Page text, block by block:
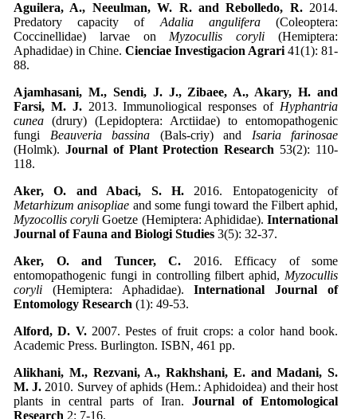
Aguilera, A., Neeulman, W. R. and Rebolledo, R.2014.
Predatory capacity of Adalia angulifera(Coleoptera:
Coccinellidae) larvae on Myzocullis coryli(Hemiptera:
Aphadidae) in Chine. Cienciae Investigacion Agrari 41(1): 81-
88.
Ajamhasani, M., Sendi, J. J., Zibaee, A., Akary, H. and
Farsi, M. J.2013. Immunoliogical responses of Hyphantria
cunea (drury) (Lepidoptera: Arctiidae) to entomopathogenic
fungi Beauveria bassina (Bals-criy) and Isaria farinosae
(Holmk). Journal of Plant Protection Research 53(2): 110-
118.
Aker, O. and Abaci, S. H.2016. Entopatogenicity of
Metarhizum anisopliae and some fungi toward the Filbert aphid,
Myzocollis coryliGoetze (Hemiptera: Aphididae).International
Journal of Fauna and Biologi Studies 3(5): 32-37.
Aker, O. and Tuncer, C. 2016. Efficacy of some
entomopathogenic fungi in controlling filbert aphid, Myzocullis
coryli (Hemiptera: Aphadidae).International Journal of
Entomology Research (1): 49-53.
Alford, D. V.2007. Pestes of fruit crops: a color hand book.
Academic Press. Burlington. ISBN, 461 pp.
Alikhani, M., Rezvani, A., Rakhshani, E. and Madani, S.
M. J. 2010. Survey of aphids (Hem.: Aphidoidea) and their host
plants in central parts of Iran. Journal of Entomological
Research 2: 7-16.